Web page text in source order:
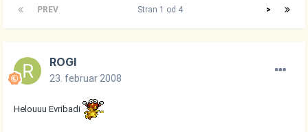
PREV >
Stran 1 od 4
ROGI
23. februar 2008
Helouuu Evribadi